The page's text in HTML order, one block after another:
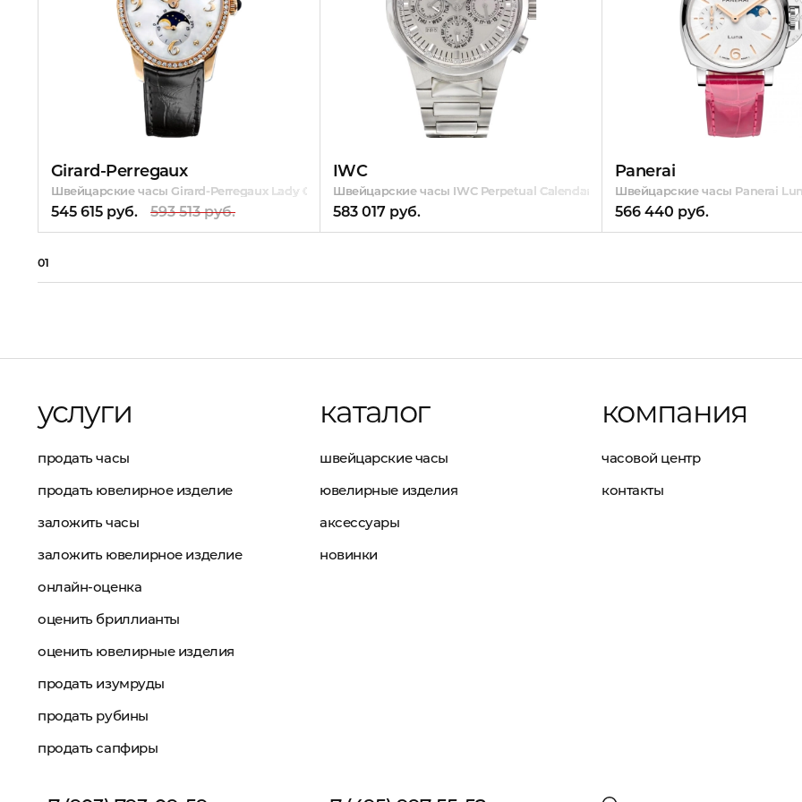
Girard-Perregaux
Швейцарские часы Girard-Perregaux Lady Cat`s Eye Moon-Phases
545 615 руб. 593 513 руб.
IWC
Швейцарские часы IWC Perpetual Calendar GST
583 017 руб.
Panerai
Швейцарские часы Panerai
566 440 руб.
01
услуги
продать часы
продать ювелирное изделие
заложить часы
заложить ювелирное изделие
онлайн-оценка
оценить бриллианты
оценить ювелирные изделия
продать изумруды
продать рубины
продать сапфиры
каталог
швейцарские часы
ювелирные изделия
аксессуары
новинки
компания
часовой центр
контакты